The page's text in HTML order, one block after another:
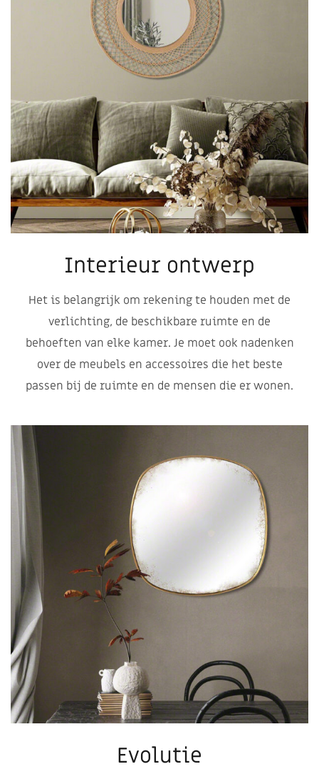
Interieur ontwerp
Het is belangrijk om rekening te houden met de
verlichting, de beschikbare ruimte en de
behoeften van elke kamer. Je moet ook nadenken
over de meubels en accessoires die het beste
passen bij de ruimte en de mensen die er wonen.
Evolutie